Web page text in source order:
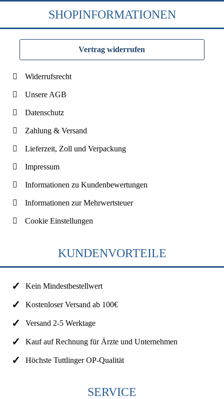
SHOPINFORMATIONEN
Vertrag widerrufen
Widerrufsrecht
Unsere AGB
Datenschutz
Zahlung & Versand
Lieferzeit, Zoll und Verpackung
Impressum
Informationen zu Kundenbewertungen
Informationen zur Mehrwertsteuer
Cookie Einstellungen
KUNDENVORTEILE
Kein Mindestbestellwert
Kostenloser Versand ab 100€
Versand 2-5 Werktage
Kauf auf Rechnung für Ärzte und Unternehmen
Höchste Tuttlinger OP-Qualität
SERVICE